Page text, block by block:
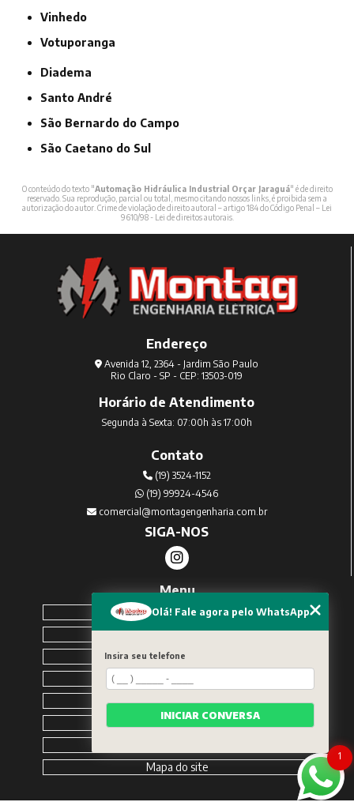
Vinhedo
Votuporanga
Diadema
Santo André
São Bernardo do Campo
São Caetano do Sul
O conteúdo do texto "Automação Hidráulica Industrial Orçar Jaraguá" é de direito
reservado. Sua reprodução, parcial ou total, mesmo citando nossos links, é proibida sem a
autorização do autor. Crime de violação de direito autoral – artigo 184 do Código Penal –
Lei
9610/98 - Lei de direitos autorais.
Endereço
Avenida 12, 2364 - Jardim São Paulo
Rio Claro - SP - CEP: 13503-019
Horário de Atendimento
Segunda à Sexta: 07:00h às 17:00h
Contato
(19) 3524-1152
(19) 99924-4546
comercial@montagengenharia.com.br
SIGA-NOS
Menu
Home
Sobre Nós
Serviços
Contato
Solicite um orçamento
Mapa do site
1
Olá! Fale agora pelo WhatsApp
Insira seu telefone
INICIAR CONVERSA